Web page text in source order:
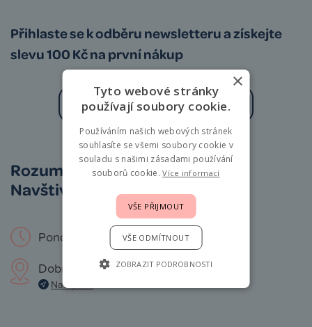
Přihlaste se k odběru newsletteru a získejte
slevu 100 Kč na první nákup
Zásady zpracování osobních údajů
Rozumíme vám i miminkům.
Navštivte nás osobně!
Pondělí – Neděle: 9 – 19 hod.
Dobronická 1257, Praha 4
Navigovat
×
Tyto webové stránky
používají soubory cookie.
Používáním našich webových stránek
souhlasíte se všemi soubory cookie v
souladu s našimi zásadami používání
souborů cookie.Více informací
VŠE PŘIJMOUT
VŠE ODMÍTNOUT
ZOBRAZIT PODROBNOSTI